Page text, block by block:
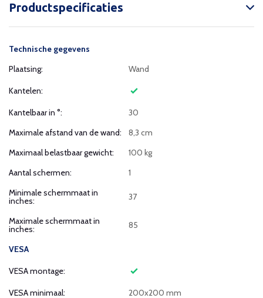
Productspecificaties
Technische gegevens
Plaatsing:
Wand
Kantelen:
Kantelbaar in °:
30
Maximale afstand van de wand:
8,3 cm
Maximaal belastbaar gewicht:
100 kg
Aantal schermen:
1
Minimale schermmaat in
inches: 37
Maximale schermmaat in
inches: 85
VESA
VESA montage:
VESA minimaal:
200x200 mm